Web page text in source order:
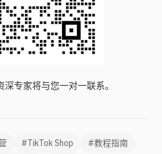
深专家将与您一对一联系。
#TikTok Shop
#教程指南